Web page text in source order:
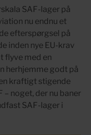
SAF-lager på
nu endnu et
efterspørgsel på
inden nye EU-krav
flyve med en
herhjemme godt på
kraftigt stigende
noget, der nu baner
SAF-lager i